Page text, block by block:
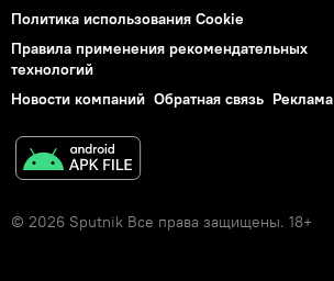
Политика использования Cookie
Правила применения рекомендательных
технологий
Новости компаний Обратная связь Реклама
© 2026 Sputnik Все права защищены. 18+